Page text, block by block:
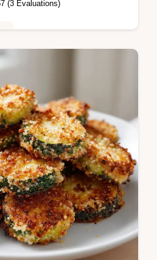
(3 Évaluations)
moutarde au yaourt
recette de poulet
avec guide de timing
en 30 minutes.